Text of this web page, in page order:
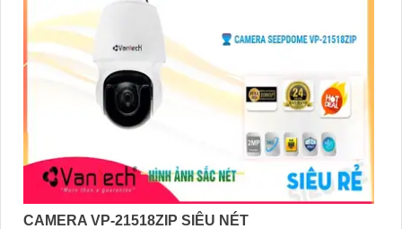
CAMERA VP-21518ZIP SIÊU NÉT